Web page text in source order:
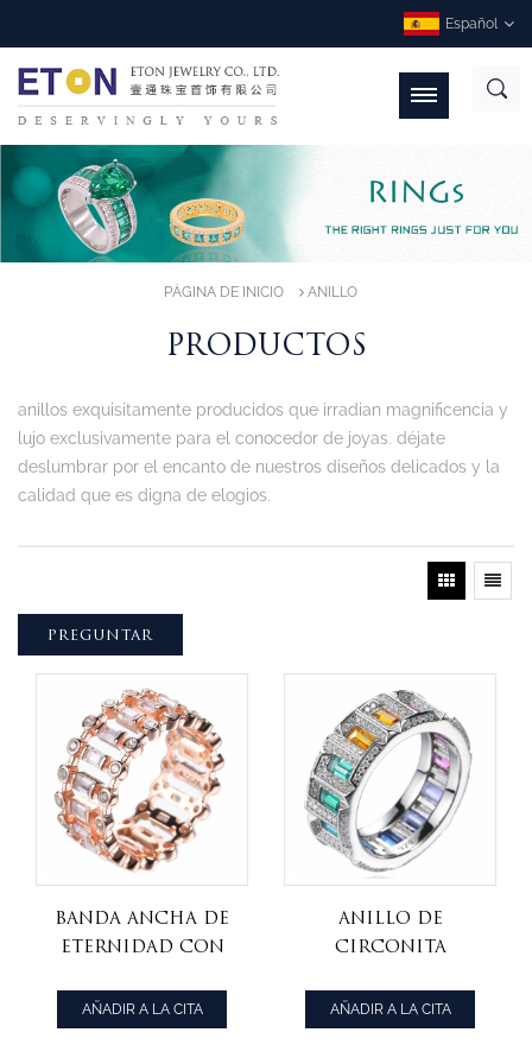
Español
PÁGINA DE INICIO ANILLO
PRODUCTOS
anillos exquisitamente producidos que irradian magnificencia y
lujo exclusivamente para el conocedor de joyas. déjate
deslumbrar por el encanto de nuestros diseños delicados y la
calidad que es digna de elogios.
PREGUNTAR
Banda ancha de
eternidad con
cúbicas
chapadas en oro
AÑADIR A LA CITA
Anillo de
circonita
baguette
arcoíris Anillos
AÑADIR A LA CITA